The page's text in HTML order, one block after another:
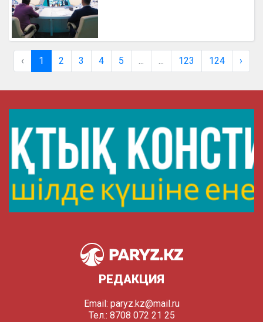
‹ 1 2 3 4 5 ... ... 123 124 ›
РЕДАКЦИЯ
Email: paryz.kz@mail.ru
Тел.: 8708 072 21 25